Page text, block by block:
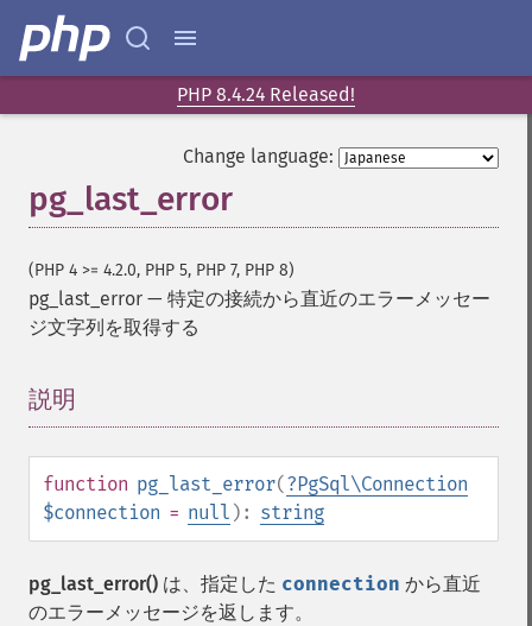
PHP 8.4.24 Released!
Change language:
pg_last_error
(PHP 4 >= 4.2.0, PHP 5, PHP 7, PHP 8)
pg_last_error — 特定の接続から直近のエラーメッセー
ジ文字列を取得する
説明
function pg_last_error(?PgSql\Connection
$connection = null ): string
pg_last_error() は、指定した connection から直近
のエラーメッセージを返します。